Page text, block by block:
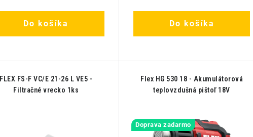
Do košíka Do košíka
FLEX FS-F VC/E 21-26 L VE5 -
Filtračné vrecko 1ks
Flex HG 530 18 - Akumulátorová
teplovzdušná pištoľ 18V
Doprava zadarmo